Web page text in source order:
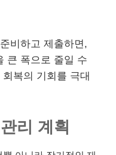
비하고 제출하면,
큰 폭으로 줄일 수
복의 기회를 극대
리 계획